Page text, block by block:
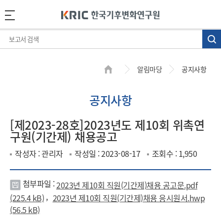
알림마당 공지사항
공지사항
[제2023-28호]2023년도 제10회 위촉연
구원(기간제) 채용공고
작성자 : 관리자 작성일 : 2023-08-17 조회수 : 1,950
첨
부
첨부파일 :2023년 제10회 직원(기간제)채용 공고문.pdf
(225.4 kB) , 2023년 제10회 직원(기간제)채용 응시원서.hwp
(56.5 kB)